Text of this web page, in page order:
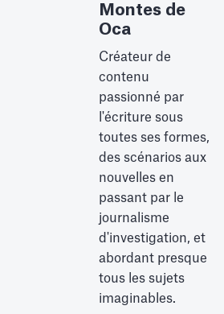
Montes de
Oca
Créateur de
contenu
passionné par
l'écriture sous
toutes ses formes,
des scénarios aux
nouvelles en
passant par le
journalisme
d'investigation, et
abordant presque
tous les sujets
imaginables.